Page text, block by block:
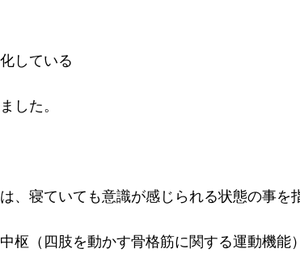
している
した。
、寝ていても意識が感じられる状態の事を
枢（四肢を動かす骨格筋に関する運動機能